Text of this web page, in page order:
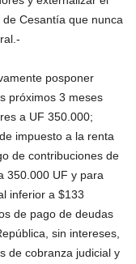
Cesantía que nunca
posponer
próximos 3 meses
a UF 350.000;
impuesto a la renta
de contribuciones de
350.000 UF y para
inferior a $133
de pago de deudas
sin intereses,
de cobranza judicial y